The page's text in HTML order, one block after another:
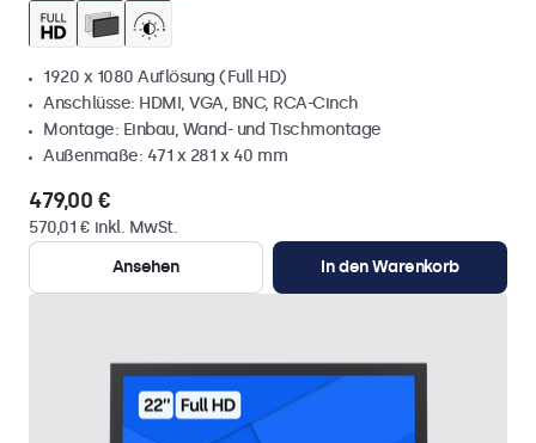
1920 x 1080 Auflösung (Full HD)
Anschlüsse: HDMI, VGA, BNC, RCA-Cinch
Montage: Einbau, Wand- und Tischmontage
Außenmaße: 471 x 281 x 40 mm
479,00 €
570,01 € inkl. MwSt.
Ansehen
In den Warenkorb